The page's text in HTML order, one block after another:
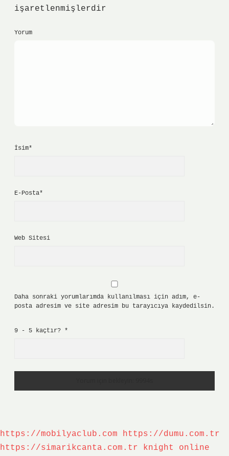
işaretlenmişlerdir
Yorum
İsim*
E-Posta*
Web Sitesi
Daha sonraki yorumlarımda kullanılması için adım, e-
posta adresim ve site adresim bu tarayıcıya kaydedilsin.
9 - 5 kaçtır? *
https://mobilyaclub.com
https://dumu.com.tr
https://simarikcanta.com.tr
knight online